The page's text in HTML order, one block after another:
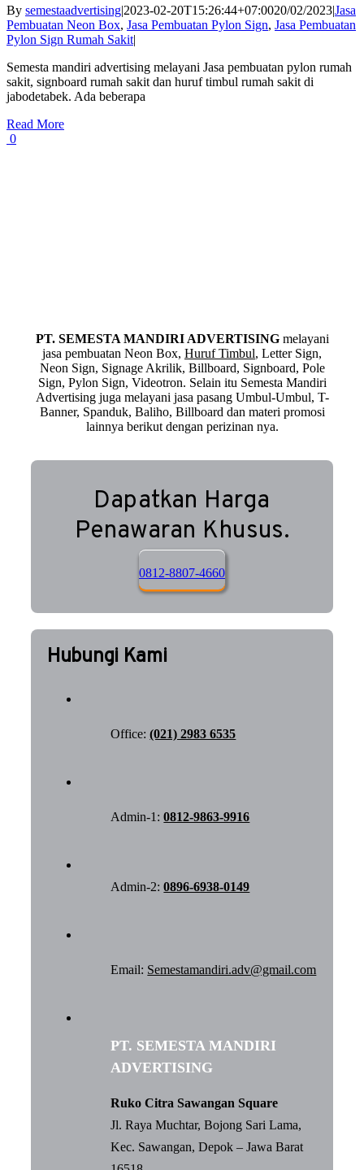
By semestaadvertising|2023-02-20T15:26:44+07:0020/02/2023|Jasa
Pembuatan Neon Box, Jasa Pembuatan Pylon Sign, Jasa Pembuatan
Pylon Sign Rumah Sakit|
Semesta mandiri advertising melayani Jasa pembuatan pylon rumah
sakit, signboard rumah sakit dan huruf timbul rumah sakit di
jabodetabek. Ada beberapa
Read More
0
PT. SEMESTA MANDIRI ADVERTISINGmelayani
jasa pembuatan Neon Box, Huruf Timbul, Letter Sign,
Neon Sign, Signage Akrilik, Billboard, Signboard, Pole
Sign, Pylon Sign, Videotron. Selain itu Semesta Mandiri
Advertising juga melayani jasa pasang Umbul-Umbul, T-
Banner, Spanduk, Baliho, Billboard dan materi promosi
lainnya berikut dengan perizinan nya.
Dapatkan Harga
Penawaran Khusus.
0812-8807-4660
Hubungi Kami
Office:(021) 2983 6535
Admin-1:0812-9863-9916
Admin-2:0896-6938-0149
Email: Semestamandiri.adv@gmail.com
PT. SEMESTA MANDIRI
ADVERTISING
Ruko Citra Sawangan Square
Jl. Raya Muchtar, Bojong Sari Lama,
Kec. Sawangan, Depok – Jawa Barat